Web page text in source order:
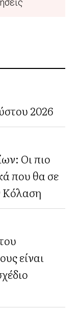
2026
Οι πιο
που θα σε
Κόλαση
είναι